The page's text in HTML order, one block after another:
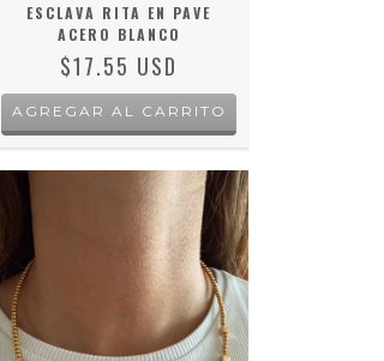
ESCLAVA RITA EN PAVE
ACERO BLANCO
$17.55 USD